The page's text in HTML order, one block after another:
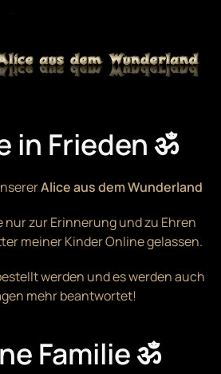
in Frieden ॐ
Alice aus dem Wunderland
nur zur Erinnerung und zu Ehren
meiner Kinder Online gelassen.
werden und es werden auch
mehr beantwortet!
Familie ॐ